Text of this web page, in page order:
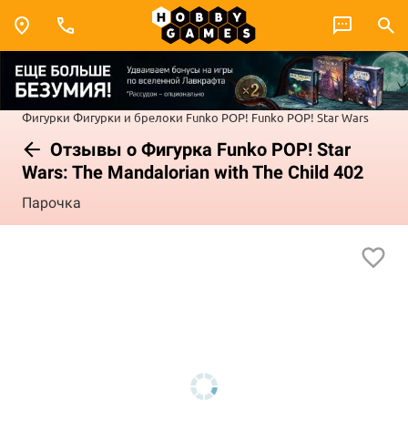
Фигурки Фигурки и брелоки Funko POP! Funko POP! Star Wars
Отзывы о Фигурка Funko POP! Star
Wars: The Mandalorian with The Child 402
Парочка